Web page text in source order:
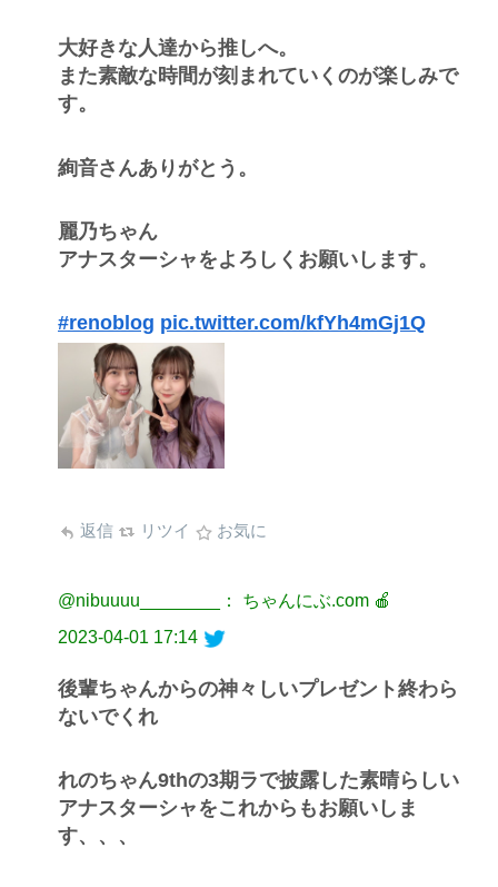
大好きな人達から推しへ。
また素敵な時間が刻まれていくのが楽しみで
す。
絢音さんありがとう。
麗乃ちゃん
アナスターシャをよろしくお願いします。
#renoblog pic.twitter.com/kfYh4mGj1Q
返信 リツイ お気に
@nibuuuu________： ちゃんにぶ.com 🍎
2023-04-01 17:14
後輩ちゃんからの神々しいプレゼント終わら
ないでくれ
れのちゃん9thの3期ラで披露した素晴らしい
アナスターシャをこれからもお願いしま
す、、、